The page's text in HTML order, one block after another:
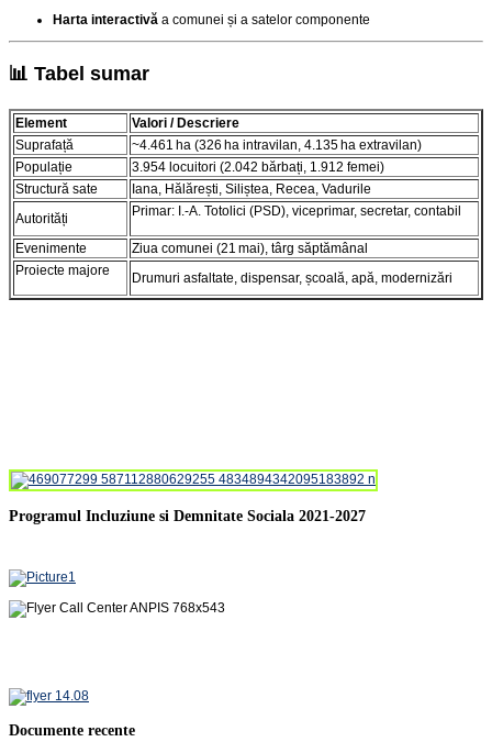
Harta interactivă a comunei și a satelor componente
📊 Tabel sumar
Element
Valori / Descriere
Suprafață
~4.461 ha (326 ha intravilan, 4.135 ha extravilan)
Populație
3.954 locuitori (2.042 bărbați, 1.912 femei)
Structură sate
Iana, Hălărești, Siliștea, Recea, Vadurile
Autorități
Primar: I.‑A. Totolici (PSD), viceprimar, secretar, contabil
Evenimente
Ziua comunei (21 mai), târg săptămânal
Proiecte majore
Drumuri asfaltate, dispensar, școală, apă, modernizări
Programul Incluziune si Demnitate Sociala 2021-2027
Documente recente